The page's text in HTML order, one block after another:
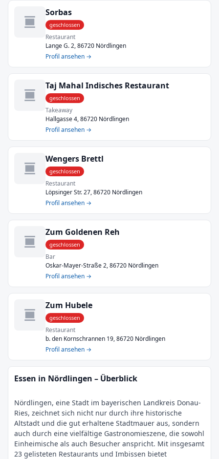
Sorbas
geschlossen
Restaurant
Lange G. 2, 86720 Nördlingen
Profil ansehen →
Taj Mahal Indisches Restaurant
geschlossen
Takeaway
Hallgasse 4, 86720 Nördlingen
Profil ansehen →
Wengers Brettl
geschlossen
Restaurant
Löpsinger Str. 27, 86720 Nördlingen
Profil ansehen →
Zum Goldenen Reh
geschlossen
Bar
Oskar-Mayer-Straße 2, 86720 Nördlingen
Profil ansehen →
Zum Hubele
geschlossen
Restaurant
b. den Kornschrannen 19, 86720 Nördlingen
Profil ansehen →
Essen in Nördlingen – Überblick
Nördlingen, eine Stadt im bayerischen Landkreis Donau-
Ries, zeichnet sich nicht nur durch ihre historische
Altstadt und die gut erhaltene Stadtmauer aus, sondern
auch durch eine vielfältige Gastronomieszene, die sowohl
Einheimische als auch Besucher anspricht. Mit insgesamt
23 gelisteten Restaurants und Imbissen bietet